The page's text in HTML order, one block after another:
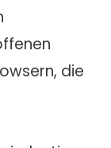
die